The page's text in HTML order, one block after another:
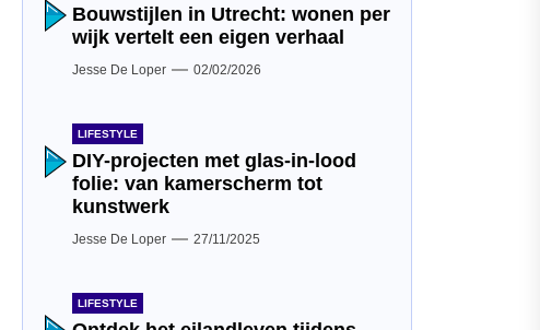
Bouwstijlen in Utrecht: wonen per
wijk vertelt een eigen verhaal
Jesse De Loper 02/02/2026
LIFESTYLE
DIY-projecten met glas-in-lood
folie: van kamerscherm tot
kunstwerk
Jesse De Loper 27/11/2025
LIFESTYLE